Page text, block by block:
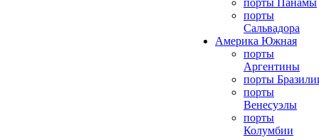
порты Панамы
порты
Сальвадора
Америка Южная
порты
Аргентины
порты
порты
Венесуэлы
порты
Колумбии